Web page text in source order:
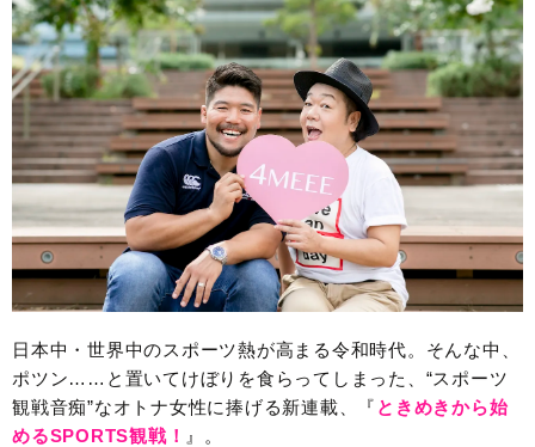
日本中・世界中のスポーツ熱が高まる令和時代。そんな中、
ポツン……と置いてけぼりを食らってしまった、“スポーツ
観戦音痴”なオトナ女性に捧げる新連載、『 ときめきから始
めるSPORTS観戦！ 』。